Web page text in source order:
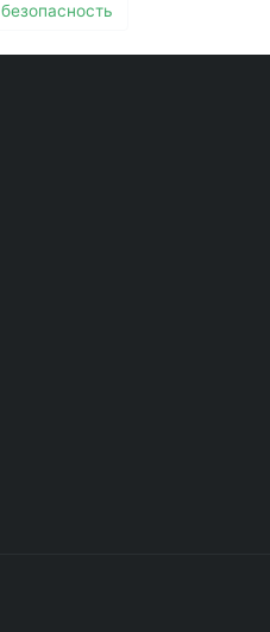
безопасность